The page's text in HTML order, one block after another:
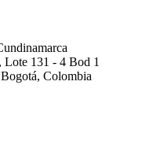
Lote 131 - 4 Bod 1
Colombia